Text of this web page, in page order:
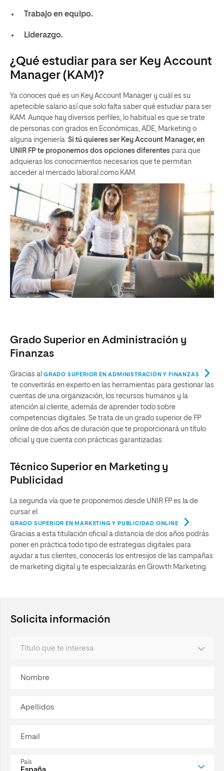
Trabajo en equipo.
Liderazgo.
¿Qué estudiar para ser Key Account
Manager (KAM)?
Ya conoces qué es un Key Account Manager y cuál es su
apetecible salario así que solo falta saber qué estudiar para ser
KAM. Aunque hay diversos perfiles, lo habitual es que se trate
de personas con grados en Económicas, ADE, Marketing o
alguna ingeniería. Si tú quieres ser Key Account Manager, en
UNIR FP te proponemos dos opciones diferentes para que
adquieras los conocimientos necesarios que te permitan
acceder al mercado laboral como KAM.
Grado Superior en Administración y
Finanzas
Gracias al GRADO SUPERIOR EN ADMINISTRACIÓN Y FINANZAS
te convertirás en experto en las herramientas para gestionar las
cuentas de una organización, los recursos humanos y la
atención al cliente, además de aprender todo sobre
competencias digitales. Se trata de un grado superior de FP
online de dos años de duración que te proporcionará un título
oficial y que cuenta con prácticas garantizadas.
Técnico Superior en Marketing y
Publicidad
La segunda vía que te proponemos desde UNIR FP es la de
cursar el
GRADO SUPERIOR EN MARKETING Y PUBLICIDAD ONLINE
.
Gracias a esta titulación oficial a distancia de dos años podrás
poner en práctica todo tipo de estrategias digitales para
ayudar a tus clientes, conocerás los entresijos de las campañas
de marketing digital y te especializarás en Growth Marketing.
Solicita información
título que te interesa
nombre
apellidos
email
país